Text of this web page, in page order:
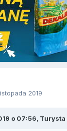
2019
o 07:56, Turysta